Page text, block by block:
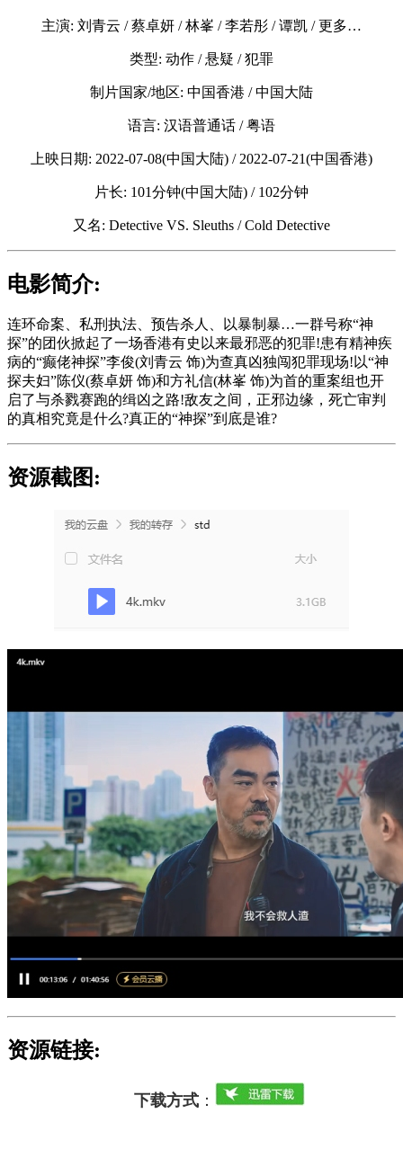
主演: 刘青云 / 蔡卓妍 / 林峯 / 李若彤 / 谭凯 / 更多…
类型: 动作 / 悬疑 / 犯罪
制片国家/地区: 中国香港 / 中国大陆
语言: 汉语普通话 / 粤语
上映日期: 2022-07-08(中国大陆) / 2022-07-21(中国香港)
片长: 101分钟(中国大陆) / 102分钟
又名: Detective VS. Sleuths / Cold Detective
电影简介:
连环命案、私刑执法、预告杀人、以暴制暴…一群号称“神
探”的团伙掀起了一场香港有史以来最邪恶的犯罪!患有精神疾
病的“癫佬神探”李俊(刘青云 饰)为查真凶独闯犯罪现场!以“神
探夫妇”陈仪(蔡卓妍 饰)和方礼信(林峯 饰)为首的重案组也开
启了与杀戮赛跑的缉凶之路!敌友之间，正邪边缘，死亡审判
的真相究竟是什么?真正的“神探”到底是谁?
资源截图:
资源链接:
下载方式 ：